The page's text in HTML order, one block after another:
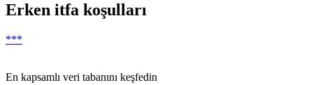
Erken itfa koşulları
***
En kapsamlı veri tabanını keşfedin